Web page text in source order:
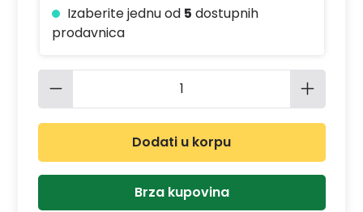
Izaberite jednu od 5 dostupnih
prodavnica
Količina proizvoda: Unesite
Dodati u korpu
Brza kupovina